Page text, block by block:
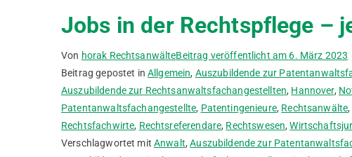
Jobs in der Rechtspflege –
Von horak RechtsanwälteBeitrag veröffentlicht am 6. März 2023
Beitrag gepostet inAllgemein, Auszubildende zur
Auszubildende zur Rechtsanwaltsfachangestellten, Hannover,
Patentanwaltsfachangestellte, Patentingenieure, Rechtsanwälte,
Rechtsfachwirte, Rechtsreferendare, Rechtswesen,
Verschlagwortet mitAnwalt,Auszubildende zur